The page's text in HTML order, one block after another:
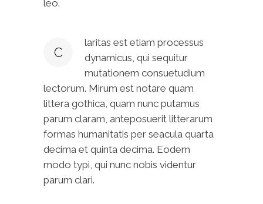
leo.
C
laritas est etiam processus
dynamicus, qui sequitur
mutationem consuetudium
lectorum. Mirum est notare quam
littera gothica, quam nunc putamus
parum claram, anteposuerit litterarum
formas humanitatis per seacula quarta
decima et quinta decima. Eodem
modo typi, qui nunc nobis videntur
parum clari.